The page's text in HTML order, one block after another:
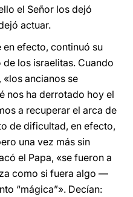
el Señor los dejó
actuar.
en efecto, continuó su
los israelitas. Cuando
ancianos se
nos ha derrotado hoy el
a recuperar el arca de
de dificultad, en efecto,
una vez más sin
el Papa, «se fueron a
como si fuera algo —
“mágica”». Decían: